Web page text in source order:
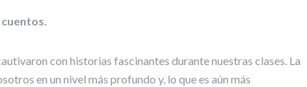
con historias fascinantes durante nuestras clases. La
en un nivel más profundo y, lo que es aún más